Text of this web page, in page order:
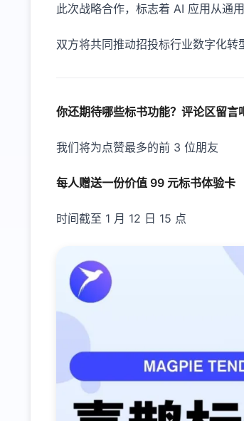
此次战略合作，标志着 AI 应用从通
双方将共同推动招投标行业数字化转
你还期待哪些标书功能？评论区留言
我们将为点赞最多的前 3 位朋友
每人赠送一份价值 99 元标书体验卡
时间截至 1 月 12 日 15 点